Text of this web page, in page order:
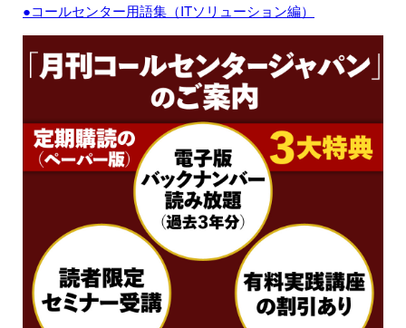
●コールセンター用語集（ITソリューション編）